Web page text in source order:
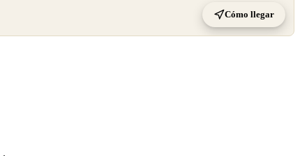
Cómo llegar
.